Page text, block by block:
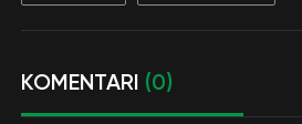
KOMENTARI (0)